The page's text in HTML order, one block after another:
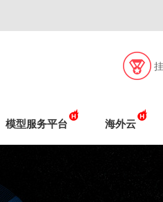
模型服务平台 海外云